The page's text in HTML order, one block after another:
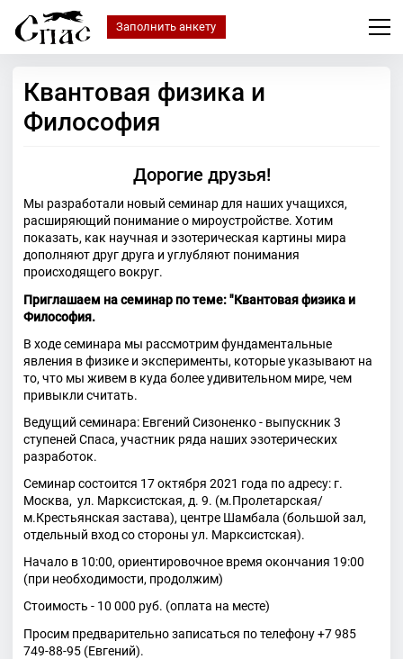
Заполнить анкету
Квантовая физика и
Философия
Дорогие друзья!
Мы разработали новый семинар для наших учащихся,
расширяющий понимание о мироустройстве. Хотим
показать, как научная и эзотерическая картины мира
дополняют друг друга и углубляют понимания
происходящего вокруг.
Приглашаем на семинар по теме: "Квантовая физика и
Философия.
В ходе семинара мы рассмотрим фундаментальные
явления в физике и эксперименты, которые указывают на
то, что мы живем в куда более удивительном мире, чем
привыкли считать.
Ведущий семинара: Евгений Сизоненко - выпускник 3
ступеней Спаса, участник ряда наших эзотерических
разработок.
Семинар состоится 17 октября 2021 года по адресу: г.
Москва, ул. Марксистская, д. 9. (м.Пролетарская/
м.Крестьянская застава), центре Шамбала (большой зал,
отдельный вход со стороны ул. Марксистская).
Начало в 10:00, ориентировочное время окончания 19:00
(при необходимости, продолжим)
Стоимость - 10 000 руб. (оплата на месте)
Просим предварительно записаться по телефону +7 985
749-88-95 (Евгений).